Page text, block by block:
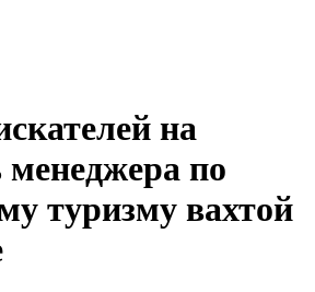
на
по
туризму вахтой